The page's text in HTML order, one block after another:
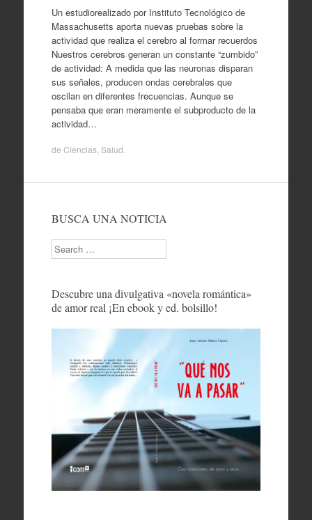
Un estudiorealizado por Instituto Tecnológico de
Massachusetts aporta nuevas pruebas sobre la
actividad que realiza el cerebro al formar recuerdos
Nuestros cerebros generan un constante “zumbido”
de actividad: A medida que las neuronas disparan
sus señales, producen ondas cerebrales que
oscilan en diferentes frecuencias. Aunque se
pensaba que eran meramente el subproducto de la
actividad…
de Ciencias, Salud
BUSCA UNA NOTICIA
Search
Descubre una divulgativa «novela romántica»
de amor real ¡En ebook y ed. bolsillo!